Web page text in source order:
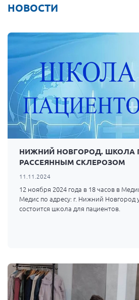
Общероссийская РС
Алтайский край
Архангельская область
Брянская область
Владимирская область
Волгоградская область
Воронежская область
Ивановская область
Калининградская область
Кемеровская область
Кировская область
Краснодарский край
Ленинградская область
г. Москва
Московская область
НОВОСТИ
НИЖНИЙ НОВГОРОД. ШКОЛА
РАССЕЯННЫМ СКЛЕРОЗОМ
11.11.2024
12 ноября 2024 года в 18 часов в
Медис по адресу: г. Нижний Новгород
состоится школа для пациентов.